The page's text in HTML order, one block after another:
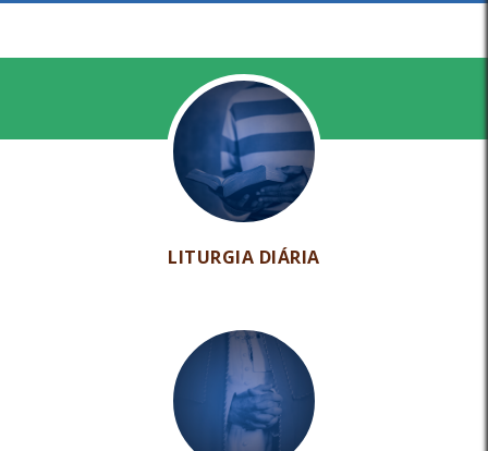
LITURGIA DIÁRIA